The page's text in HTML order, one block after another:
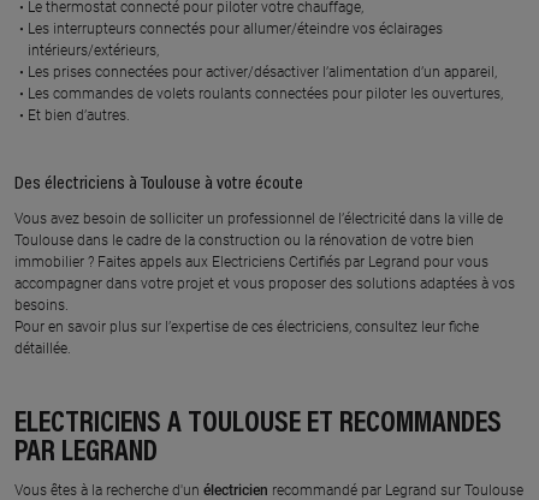
PAULIN
lieu dit la cabanette, 31450
BELBERAUD
En savoir plus
GUILBAUD ELECTRICITE
GENERALE
28 a chemin chemin de montbel,
31270 FROUZINS
À 15.3 km km
ED ELEC
31 bis route de lamasquere,
31830 PLAISANCE DU TOUCH
En savoir plus
À 15.8 km km
MULTI ELEC 31
29 rue de laspiaceres, 31490
BRAX
En savoir plus
À 15.4 km km
BMG ELEC
PIERRE DE LAGES
À 15.1 km km
GAURE
Le thermostat connecté pour piloter votre chauffage,
Les interrupteurs connectés pour allumer/éteindre vos éclairages
intérieurs/extérieurs,
Les prises connectées pour activer/désactiver l’alimentation d’un appareil,
Les commandes de volets roulants connectées pour piloter les ouvertures,
Et bien d’autres.
Des électriciens à Toulouse à votre écoute
Vous avez besoin de solliciter un professionnel de l’électricité dans la ville de
Toulouse dans le cadre de la construction ou la rénovation de votre bien
immobilier ? Faites appels aux Electriciens Certifiés par Legrand pour vous
accompagner dans votre projet et vous proposer des solutions adaptées à vos
besoins.
Pour en savoir plus sur l’expertise de ces électriciens, consultez leur fiche
détaillée.
ÉLECTRICIENS À TOULOUSE ET RECOMMANDÉS
PAR LEGRAND
Vous êtes à la recherche d'un électricien recommandé par Legrand sur Toulouse